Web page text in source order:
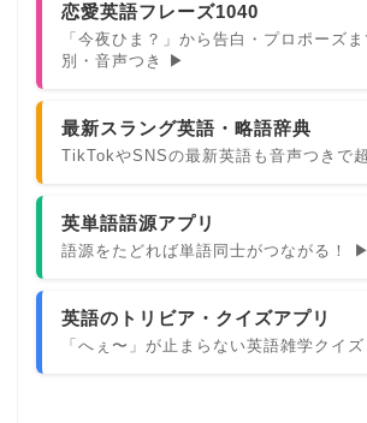
恋愛英語フレーズ1040
「今夜ひま？」から告白・プロポーズ
別・音声つき ▶
最新スラング英語・略語辞典
TikTokやSNSの最新英語も音声つきで
英単語語源アプリ
語源をたどれば単語同士がつながる！ ▶
英語のトリビア・クイズアプリ
「へぇ〜」が止まらない英語雑学クイ